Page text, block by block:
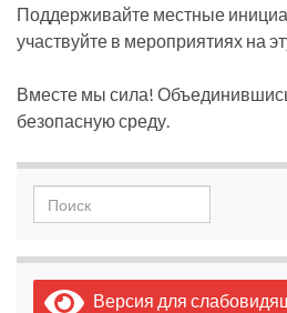
Поддерживайте местные
участвуйте в мероприятиях на
Вместе мы сила!
безопасную среду.
Search for:
Версия для